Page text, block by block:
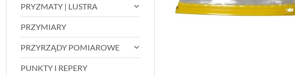
PRYZMATY | LUSTRA
PRZYMIARY
PRZYRZĄDY POMIAROWE
PUNKTY I REPERY